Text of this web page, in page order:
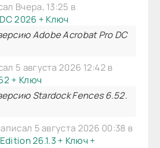
Вчера, 13:25 в
2026 + Ключ
Adobe Acrobat Pro DC
5 августа 2026 12:42 в
+ Ключ
Stardock Fences 6.52.
5 августа 2026 00:38 в
26.1.3 + Ключ +